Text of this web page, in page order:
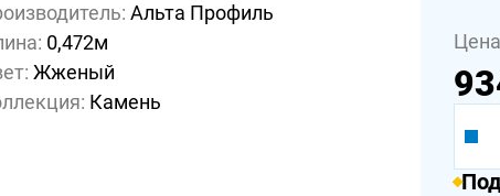
Альта Профиль
0,472м
Жженый
Камень